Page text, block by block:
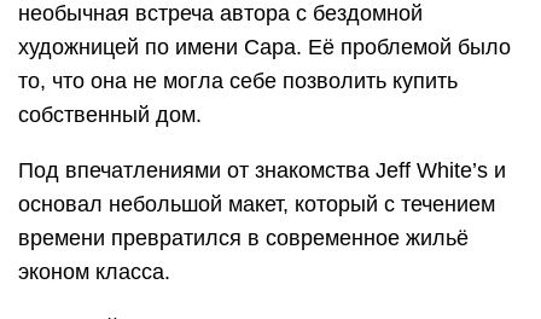
необычная встреча автора с бездомной
художницей по имени Сара. Её проблемой было
то, что она не могла себе позволить купить
собственный дом.
Под впечатлениями от знакомства Jeff White’s и
основал небольшой макет, который с течением
времени превратился в современное жильё
эконом класса.